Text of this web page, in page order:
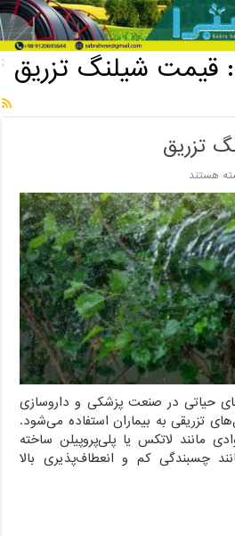
تزریق
قیمت شیلنگ تزریق
تزریق
هستند
حیاتی در صنعت پزشکی و داروسازی
تزریقی به بیماران استفاده می‌شود.
مانند لاتکس یا پلی‌پروپیلن ساخته
چسبندگی کم و انعطاف‌پذیری بالا